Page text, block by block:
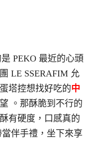
是 PEKO 最近的心頭
LE SSERAFIM 允
塔控想找好吃的中
。那酥脆到不行的
有硬度，口感真的
伴手禮，坐下來享